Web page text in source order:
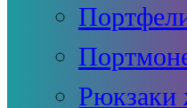
Рюкзаки